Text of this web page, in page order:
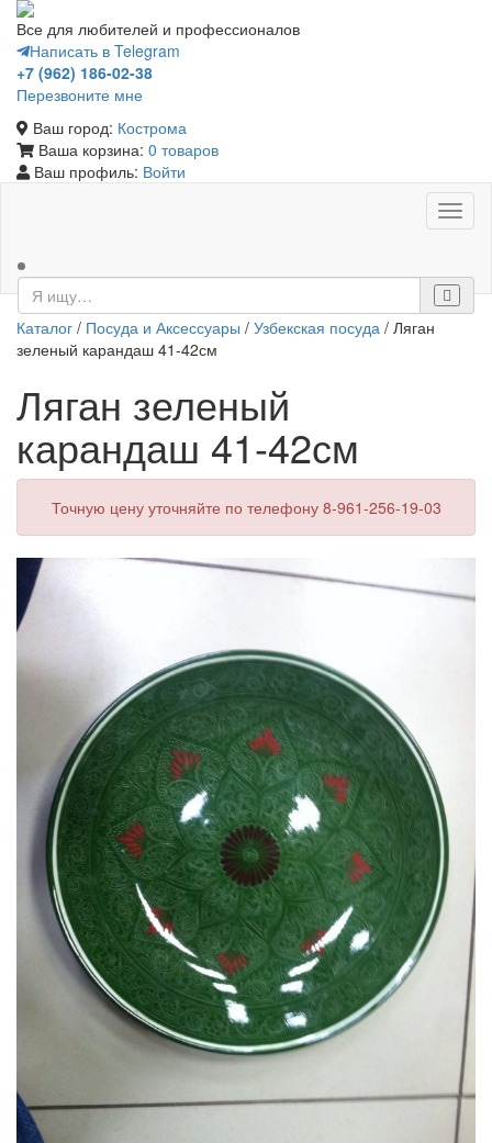
Все для любителей и профессионалов
Написать в Telegram
+7 (962) 186-02-38
Перезвоните мне
Ваш город: Кострома
Ваша корзина: 0 товаров
Ваш профиль: Войти
Каталог / Посуда и Аксессуары / Узбекская посуда / Ляган
зеленый карандаш 41-42см
Ляган зеленый
карандаш 41-42см
Точную цену уточняйте по телефону 8-961-256-19-03